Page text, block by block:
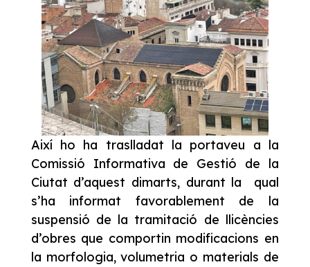
Així ho ha traslladat la portaveu a la
Comissió Informativa de Gestió de la
Ciutat d’aquest dimarts, durant la qual
s’ha informat favorablement de la
suspensió de la tramitació de llicències
d’obres que comportin modificacions en
la morfologia, volumetria o materials de